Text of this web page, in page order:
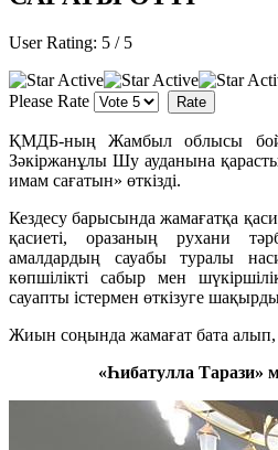
User Rating: 5 / 5
Please Rate
ҚМДБ-ның Жамбыл облысы
Зәкіржанұлы Шу ауданына
имам сағатын» өткізді.
Кездесу барысында жамағатқа
қасиеті, оразаның рухани
амалдардың сауабы туралы
көпшілікті сабыр мен
сауапты істермен өткізуге
Жиын соңында жамағат бата алып,
«Һибатулла Тарази»